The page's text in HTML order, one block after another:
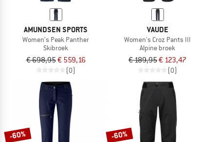
AMUNDSEN SPORTS
Women's Peak Panther
Skibroek
€ 698,95€ 559,16
(0)
VAUDE
Women's Croz Pants III
Alpine broek
€ 189,95€ 123,47
(0)
-60% -60%